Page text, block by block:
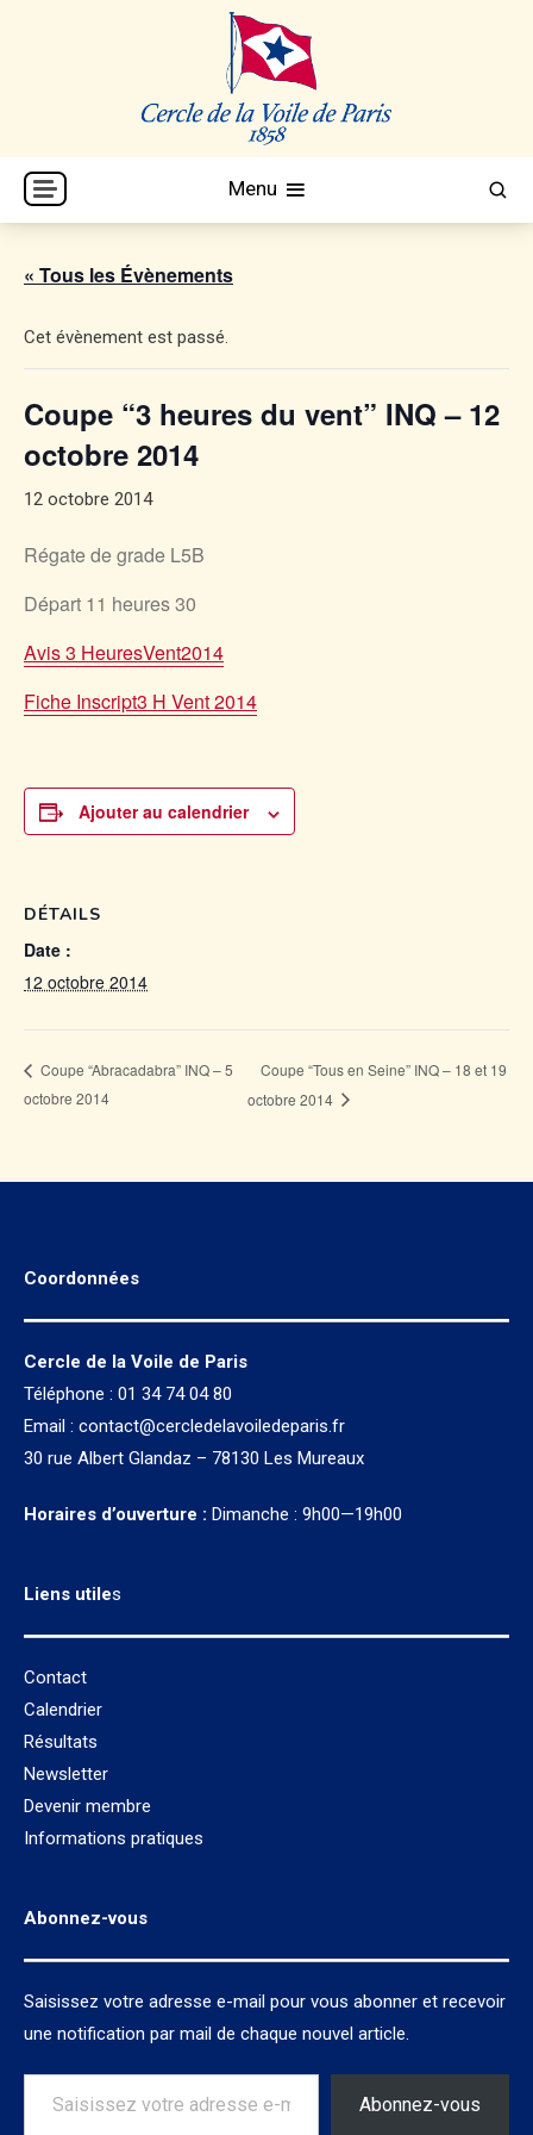
CVP
Cercle de la Voile de Paris
Menu
« Tous les Évènements
Cet évènement est passé.
Coupe “3 heures du vent” INQ – 12
octobre 2014
12 octobre 2014
Régate de grade L5B
Départ 11 heures 30
Avis 3 HeuresVent2014
Fiche Inscript3 H Vent 2014
Ajouter au calendrier
DÉTAILS
Date :
12 octobre 2014
Coupe “Abracadabra” INQ – 5
octobre 2014
Coupe “Tous en Seine” INQ – 18 et 19
octobre 2014
Coordonnées
Cercle de la Voile de Paris
Téléphone : 01 34 74 04 80
Email : contact@cercledelavoiledeparis.fr
30 rue Albert Glandaz – 78130 Les Mureaux
Horaires d’ouverture : Dimanche : 9h00—19h00
Liens utiles
Contact
Calendrier
Résultats
Newsletter
Devenir membre
Informations pratiques
Abonnez-vous
Saisissez votre adresse e-mail pour vous abonner et recevoir
une notification par mail de chaque nouvel article.
Saisissez votre adresse e-mail…
Abonnez-vous